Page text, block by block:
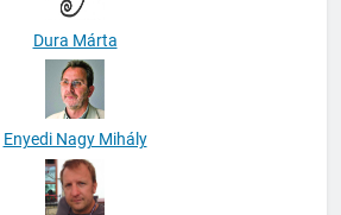
Dura Márta
Enyedi Nagy Mihály